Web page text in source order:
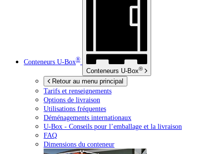
Conteneurs U-Box®
Conteneurs U-Box®
Retour au menu principal
Tarifs et renseignements
Options de livraison
Utilisations fréquentes
Déménagements internationaux
U-Box - Conseils pour l’emballage et la livraison
FAQ
Dimensions du conteneur